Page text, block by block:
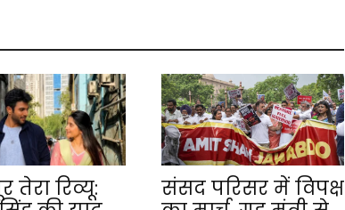
तेरा रिव्यू:
संसद परिसर में विपक्ष